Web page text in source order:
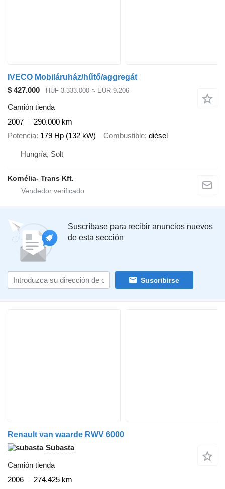
IVECO Mobiláruház/hűtő/aggregát
$ 427.000
HUF 3.333.000 ≈ EUR 9.206
Camión tienda
2007
290.000 km
Potencia 179 Hp (132 kW) Combustible diésel
Hungría, Solt
Kornélia- Trans Kft.
Suscríbase para recibir anuncios nuevos
de esta sección
Suscribirse
Renault van waarde RWV 6000
Subasta
Camión tienda
2006
274.425 km